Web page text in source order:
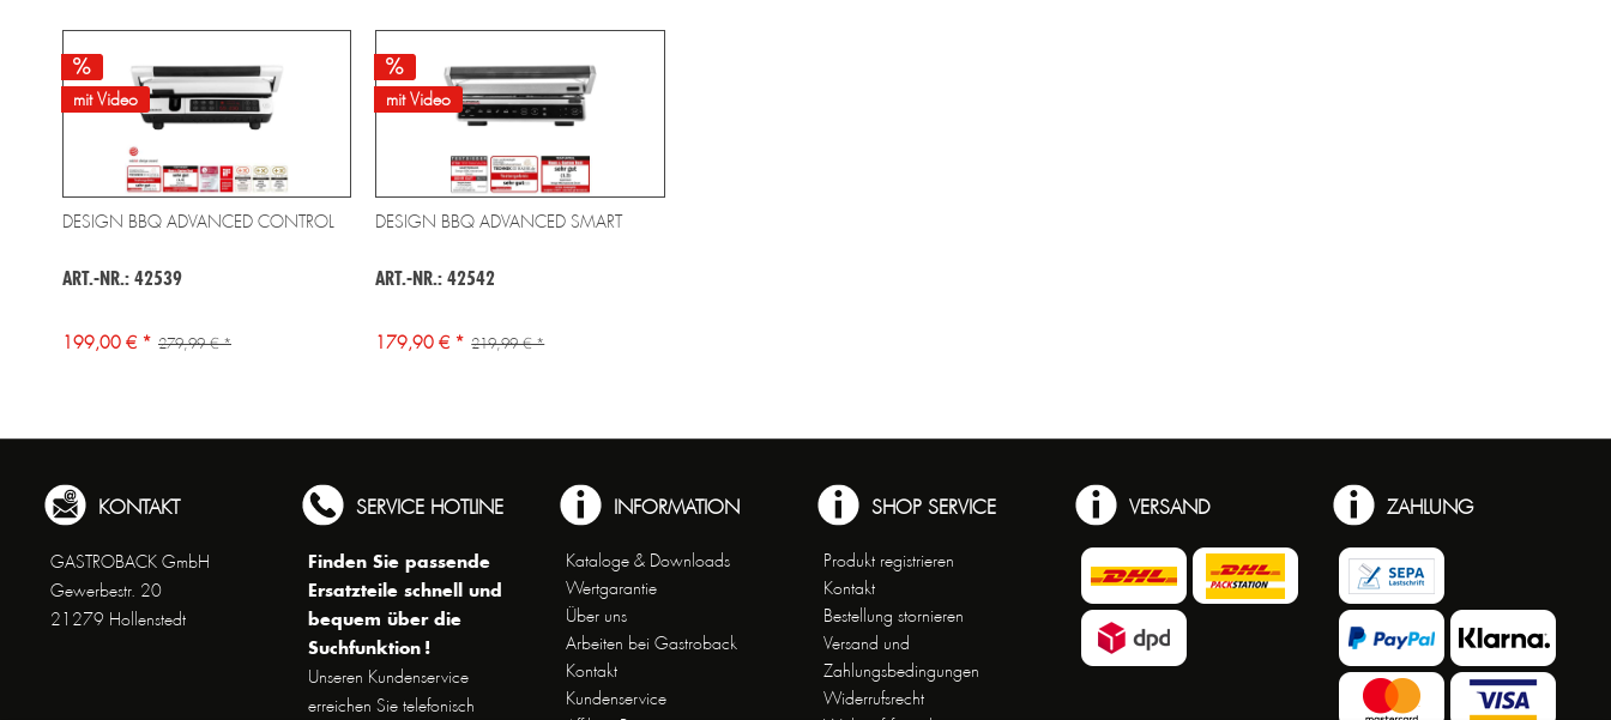
mit Video
DESIGN BBQ ADVANCED CONTROL
ART.-NR.: 42539
199,00 € * 279,99 € *
mit Video
DESIGN BBQ ADVANCED SMART
ART.-NR.: 42542
179,90 € * 219,99 € *
KONTAKT
GASTROBACK GmbH
Gewerbestr. 20
21279 Hollenstedt
SERVICE HOTLINE
Finden Sie passende
Ersatzteile schnell und
bequem über die
Suchfunktion !
Unseren Kundenservice
erreichen Sie telefonisch
INFORMATION
Kataloge & Downloads
Wertgarantie
Über uns
Arbeiten bei Gastroback
Kontakt
Kundenservice
SHOP SERVICE
Produkt registrieren
Kontakt
Bestellung stornieren
Versand und
Zahlungsbedingungen
Widerrufsrecht
VERSAND ZAHLUNG